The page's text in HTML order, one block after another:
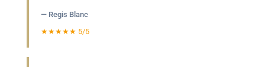
— Regis Blanc
★★★★★ 5/5